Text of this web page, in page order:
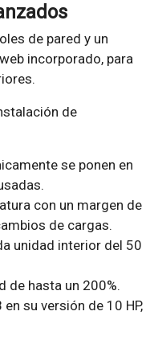
de pared y un
incorporado, para
de
se ponen en
con un margen de
de cargas.
unidad interior del 50
de hasta un 200%.
su versión de 10 HP,